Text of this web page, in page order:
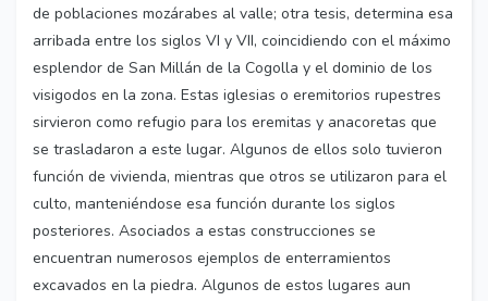
de poblaciones mozárabes al valle; otra tesis, determina esa
arribada entre los siglos VI y VII, coincidiendo con el máximo
esplendor de San Millán de la Cogolla y el dominio de los
visigodos en la zona. Estas iglesias o eremitorios rupestres
sirvieron como refugio para los eremitas y anacoretas que
se trasladaron a este lugar. Algunos de ellos solo tuvieron
función de vivienda, mientras que otros se utilizaron para el
culto, manteniéndose esa función durante los siglos
posteriores. Asociados a estas construcciones se
encuentran numerosos ejemplos de enterramientos
excavados en la piedra. Algunos de estos lugares aun